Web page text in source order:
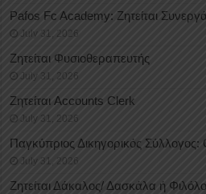
Pafos Fc Academy: Ζητείται
July 31, 2026
Ζητείται Φυσιοθεραπευτής
July 31, 2026
Ζητείται Accounts Clerk
July 31, 2026
Παγκύπριος Δικηγορικός
July 31, 2026
Ζητείται Δάκαλος/ Δασκάλα ή